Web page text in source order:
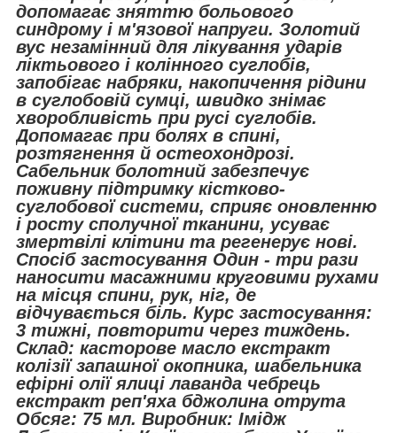
допомагає зняттю больового
синдрому і м'язової напруги. Золотий
вус незамінний для лікування ударів
ліктьового і колінного суглобів,
запобігає набряки, накопичення рідини
в суглобовій сумці, швидко знімає
хворобливість при русі суглобів.
Допомагає при болях в спині,
розтягнення й остеохондрозі.
Сабельник болотний забезпечує
поживну підтримку кістково-
суглобової системи, сприяє оновленню
і росту сполучної тканини, усуває
змертвілі клітини та регенерує нові.
Спосіб застосування Один - три рази
наносити масажними круговими рухами
на місця спини, рук, ніг, де
відчувається біль. Курс застосування:
3 тижні, повторити через тиждень.
Склад: касторове масло екстракт
колізії запашної окопника, шабельника
ефірні олії ялиці лаванда чебрець
екстракт реп'яха бджолина отрута
Обсяг: 75 мл. Виробник: Імідж